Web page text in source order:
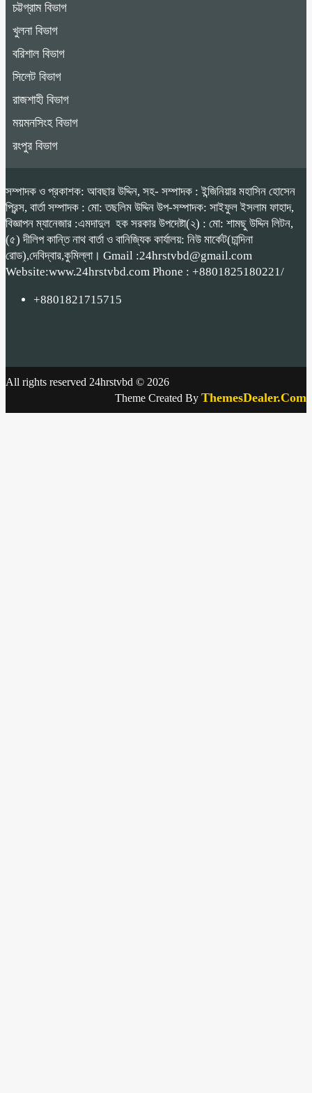
চট্টগ্রাম বিভাগ
খুলনা বিভাগ
বরিশাল বিভাগ
সিলেট বিভাগ
রাজশাহী বিভাগ
ময়মনসিংহ বিভাগ
রংপুর বিভাগ
সম্পাদক ও প্রকাশক: আবছার উদ্দিন, সহ- সম্পাদক : ইন্জিনিয়ার মহাসিন হোসেন
প্রিন্স, বার্তা সম্পাদক : মো: তছলিম উদ্দিন উপ-সম্পাদক: সাইফুল ইসলাম ফাহাদ,
বিজ্ঞাপন ম্যানেজার :এমদাদুল হক সরকার উপদেষ্টা(২) : মো: শামছু উদ্দিন লিটন,
(৫) দীলিপ কান্তি নাথ বার্তা ও বানিজ্যিক কার্যালয়: নিউ মার্কেট(চান্দিনা
রোড),দেবিদ্বার,কুমিল্লা। Gmail :24hrstvbd@gmail.com
Website:www.24hrstvbd.com Phone : +8801825180221/
+8801821715715
All rights reserved 24hrstvbd © 2026
Theme Created By ThemesDealer.Com